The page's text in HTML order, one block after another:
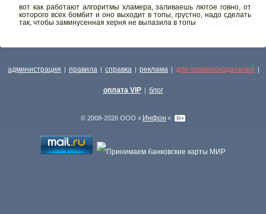
вот как работают алгоритмы хламера, заливаешь лютое говно, от
которого всех бомбит и оно выходит в топы, грустно, надо сделать
так, чтобы заминусенная херня не вылазила в топы
администрация | правила | справка | реклама | для правообладателей |
оплата VIP | блог
© 2008-2026 ООО « Инфон »